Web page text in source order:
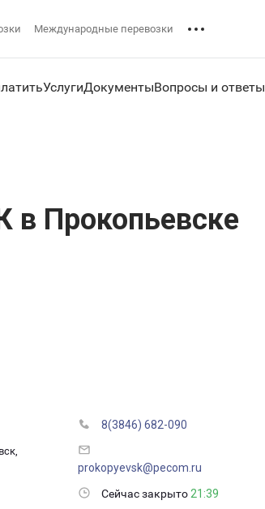
Международные перевозки
УслугиДокументыВопросы и ответы
в Прокопьевске
8(3846) 682-090
prokopyevsk@pecom.ru
Сейчас закрыто 21:39